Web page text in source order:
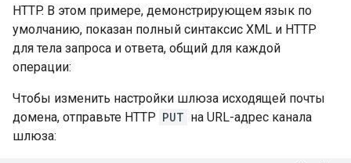
HTTP. В этом примере, демонстрирующем язык по
умолчанию, показан полный синтаксис XML и HTTP
для тела запроса и ответа, общий для каждой
операции:
Чтобы изменить настройки шлюза исходящей почты
домена, отправьте HTTP PUT на URL-адрес канала
шлюза: